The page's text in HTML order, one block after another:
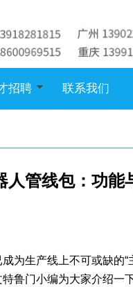
招聘 联系我们
人管线包：功能
为生产线上不可或缺的
鲁门小编为大家介绍一